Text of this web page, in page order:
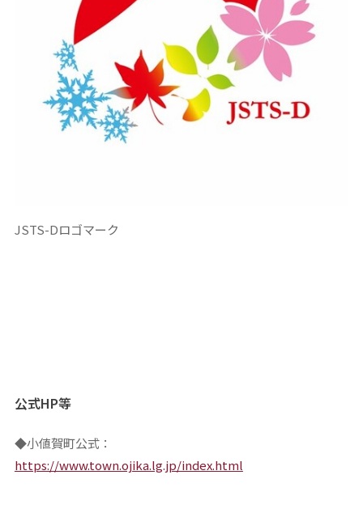
JSTS-Dロゴマーク
公式HP等
◆小値賀町公式：
https://www.town.ojika.lg.jp/index.html